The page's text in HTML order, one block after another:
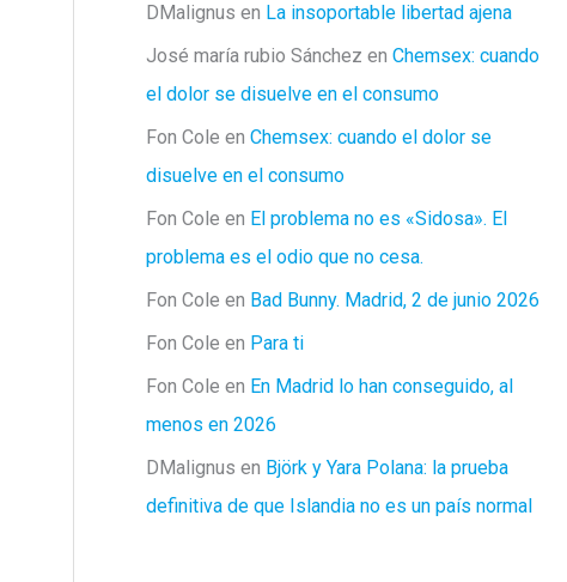
DMalignus en La insoportable libertad ajena
José maría rubio Sánchez en Chemsex: cuando
el dolor se disuelve en el consumo
Fon Cole en Chemsex: cuando el dolor se
disuelve en el consumo
Fon Cole en El problema no es «Sidosa». El
problema es el odio que no cesa.
Fon Cole en Bad Bunny. Madrid, 2 de junio 2026
Fon Cole en Para ti
Fon Cole en En Madrid lo han conseguido, al
menos en 2026
DMalignus en Björk y Yara Polana: la prueba
definitiva de que Islandia no es un país normal